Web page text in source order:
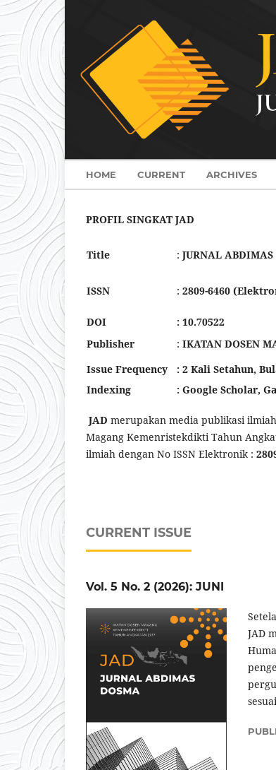
HOME CURRENT ARCHIVES
PROFIL SINGKAT JAD
Title : JURNAL
ISSN
DOI
: 2809-6460
: 10.70522
Publisher
: IKATAN DOSEN
Issue Frequency
: 2 Kali Setahun,
Indexing
: Google Scholar,
JAD merupakan media publikasi
Magang Kemenristekdikti Tahun
ilmiah dengan No ISSN Elektronik :
CURRENT ISSUE
Vol. 5 No. 2 (2026): JUNI
JAD